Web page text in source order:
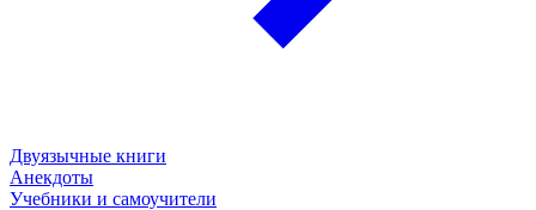
Двуязычные книги
Анекдоты
Учебники и самоучители